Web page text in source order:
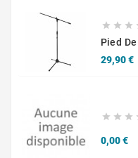
  
Pied
29,90 €
  
0,00 €